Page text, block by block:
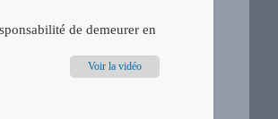
de demeurer en
Voir la vidéo